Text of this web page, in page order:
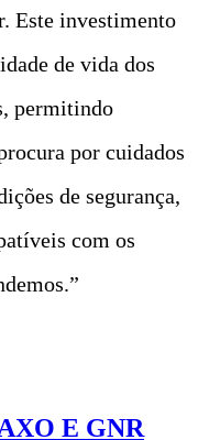
Este investimento
de vida dos
permitindo
por cuidados
de segurança,
com os
E GNR